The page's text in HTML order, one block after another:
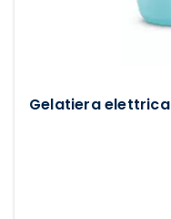
Gelatiera elettrica